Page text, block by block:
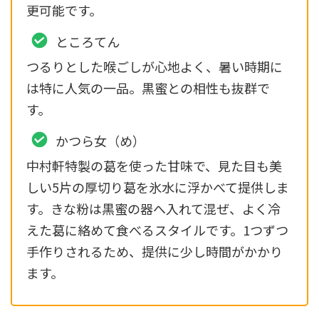
更可能です。
ところてん
つるりとした喉ごしが心地よく、暑い時期に
は特に人気の一品。黒蜜との相性も抜群で
す。
かつら女（め）
中村軒特製の葛を使った甘味で、見た目も美
しい5片の厚切り葛を氷水に浮かべて提供しま
す。きな粉は黒蜜の器へ入れて混ぜ、よく冷
えた葛に絡めて食べるスタイルです。1つずつ
手作りされるため、提供に少し時間がかかり
ます。